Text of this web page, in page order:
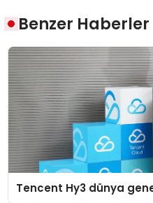
Benzer Haberler
Tencent Hy3 dünya